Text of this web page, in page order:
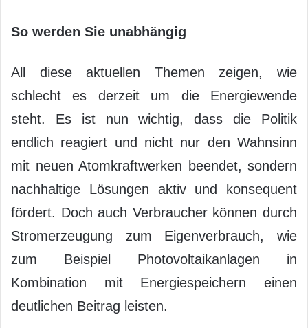
So werden Sie unabhängig
All diese aktuellen Themen zeigen, wie
schlecht es derzeit um die Energiewende
steht. Es ist nun wichtig, dass die Politik
endlich reagiert und nicht nur den Wahnsinn
mit neuen Atomkraftwerken beendet, sondern
nachhaltige Lösungen aktiv und konsequent
fördert. Doch auch Verbraucher können durch
Stromerzeugung zum Eigenverbrauch, wie
zum Beispiel Photovoltaikanlagen in
Kombination mit Energiespeichern einen
deutlichen Beitrag leisten.